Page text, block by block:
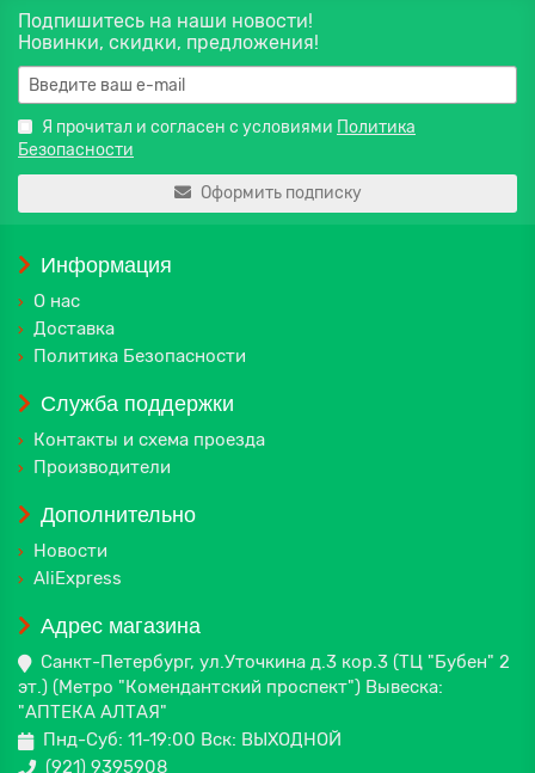
Подпишитесь на наши новости!
Новинки, скидки, предложения!
Я прочитал и согласен с условиями Политика
Безопасности
Оформить подписку
Информация
О нас
Доставка
Политика Безопасности
Служба поддержки
Контакты и схема проезда
Производители
Дополнительно
Новости
AliExpress
Адрес магазина
Санкт-Петербург, ул.Уточкина д.3 кор.3 (ТЦ "Бубен" 2
эт.) (Метро "Комендантский проспект") Вывеска:
"АПТЕКА АЛТАЯ"
Пнд-Суб: 11-19:00 Вск: ВЫХОДНОЙ
(921) 9395908